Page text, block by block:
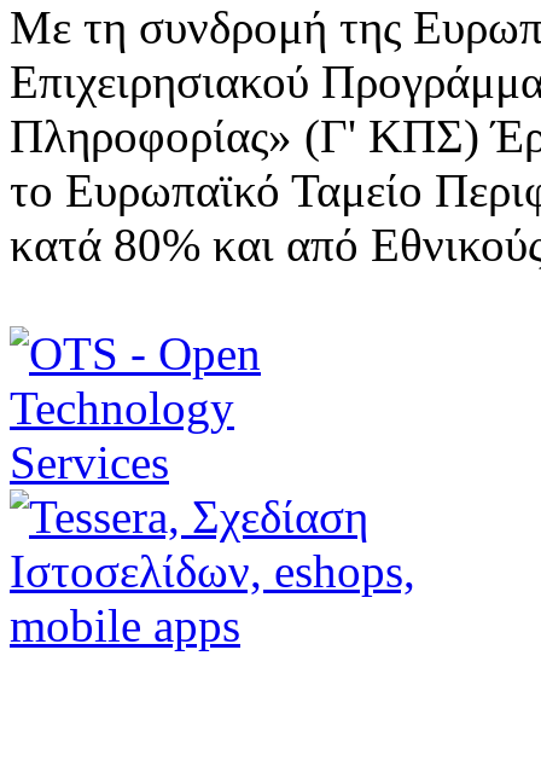
Με τη συνδρομή της
Επιχειρησιακού
Πληροφορίας» (Γ' ΚΠΣ)
το Ευρωπαϊκό Ταμείο
κατά 80% και από